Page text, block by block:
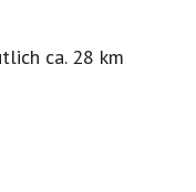
ca. 28 km